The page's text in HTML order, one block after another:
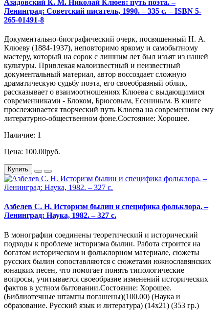
Азадовский К. М. Николай Клюев: путь поэта. –
Ленинград: Советский писатель, 1990. – 335 с. – ISBN 5-
265-01491-8
Документально-биографический очерк, посвященный Н. А.
Клюеву (1884-1937), неповторимо яркому и самобытному
мастеру, который на сорок с лишним лет был изъят из нашей
культуры. Привлекая малоизвестный и неизвестный
документальный материал, автор воссоздает сложную
драматическую судьбу поэта, его своеобразный облик,
рассказывает о взаимоотношениях Клюева с выдающимися
современниками - Блоком, Брюсовым, Есениным. В книге
прослеживается творческий путь Клюева на современном ему
литературно-общественном фоне.Состояние: Хорошее.
Наличие: 1
Цена: 100.00руб.
Купить
Азбелев С. Н. Историзм былин и специфика фольклора. –
Ленинград: Наука, 1982. – 327 с.
В монографии соединены теоретический и исторический
подходы к проблеме историзма былин. Работа строится на
богатом историческом и фольклорном материале, сюжеты
русских былин сопоставляются с сюжетами южнославянских
юнацких песен, что помогает понять типологические
вопросы, учитывается своеобразие изменений исторических
фактов в устном бытовании.Состояние: Хорошее.
(Библиотечные штампы погашены)(100.00) (Наука и
образование. Русский язык и литература) (14х21) (353 гр.)